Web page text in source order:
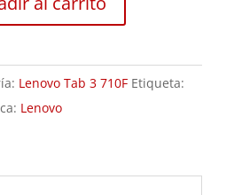
Lenovo Tab 3 710F Etiqueta:
Lenovo